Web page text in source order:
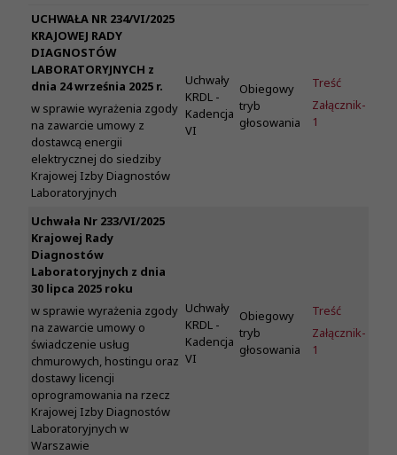
UCHWAŁA NR 234/VI/2025
KRAJOWEJ RADY
DIAGNOSTÓW
LABORATORYJNYCH z
dnia 24 września 2025 r.
w sprawie wyrażenia zgody
na zawarcie umowy z
dostawcą energii
elektrycznej do siedziby
Krajowej Izby Diagnostów
Laboratoryjnych
Uchwały
KRDL -
Kadencja
VI
Obiegowy
tryb
głosowania
Treść
Załącznik-
1
Uchwała Nr 233/VI/2025
Krajowej Rady
Diagnostów
Laboratoryjnych z dnia
30 lipca 2025 roku
w sprawie wyrażenia zgody
na zawarcie umowy o
świadczenie usług
chmurowych, hostingu oraz
dostawy licencji
oprogramowania na rzecz
Krajowej Izby Diagnostów
Laboratoryjnych w
Warszawie
Uchwały
KRDL -
Kadencja
VI
Obiegowy
tryb
głosowania
Treść
Załącznik-
1